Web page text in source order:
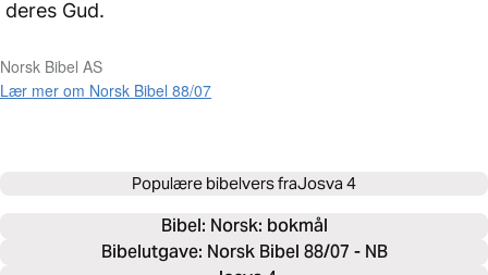
deres Gud.
Norsk Bibel AS
Lær mer om Norsk Bibel 88/07
Populære bibelvers fraJosva 4
Bibel: Norsk: bokmål
Bibelutgave: Norsk Bibel 88/07 - NB